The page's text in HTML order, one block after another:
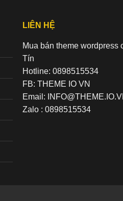
LIÊN HỆ
Mua bán theme wordpress
Tín
Hotline: 0898515534
FB: THEME IO VN
Email:
Zalo : 0898515534